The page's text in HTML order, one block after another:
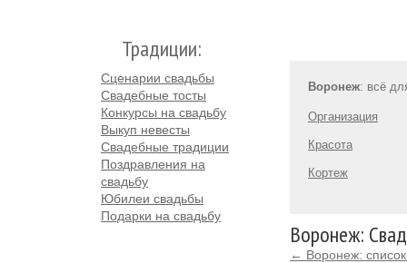
Традиции:
Сценарии свадьбы
Свадебные тосты
Конкурсы на свадьбу
Выкуп невесты
Свадебные традиции
Поздравления на
свадьбу
Юбилеи свадьбы
Подарки на свадьбу
Воронеж: всё
Организация
Красота
Кортеж
Воронеж:
← Воронеж: